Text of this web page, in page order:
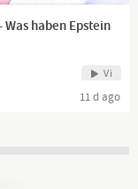
haben Epstein
Vi
11 d ago